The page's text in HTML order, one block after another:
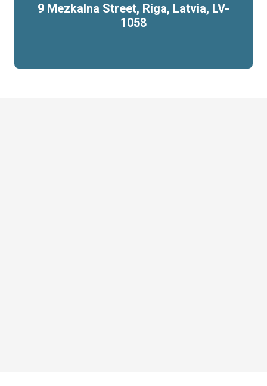
9 Mezkalna Street, Riga, Latvia, LV-
1058